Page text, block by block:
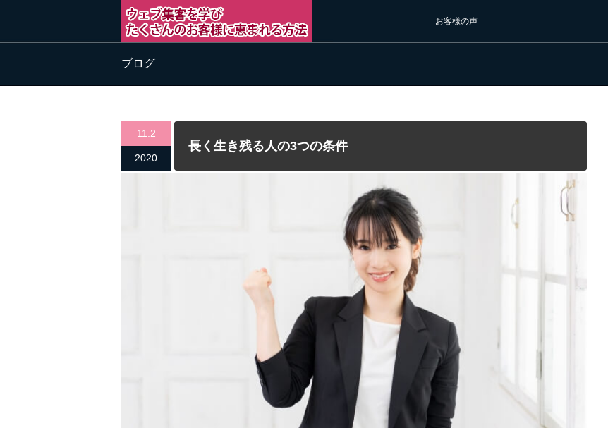
お客様の声
ブログ
11.2
2020
長く生き残る人の3つの条件